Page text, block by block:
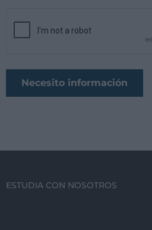
ESTUDIA CON NOSOTROS